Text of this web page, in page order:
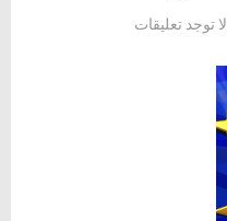
لا توجد تعليقاتعلى